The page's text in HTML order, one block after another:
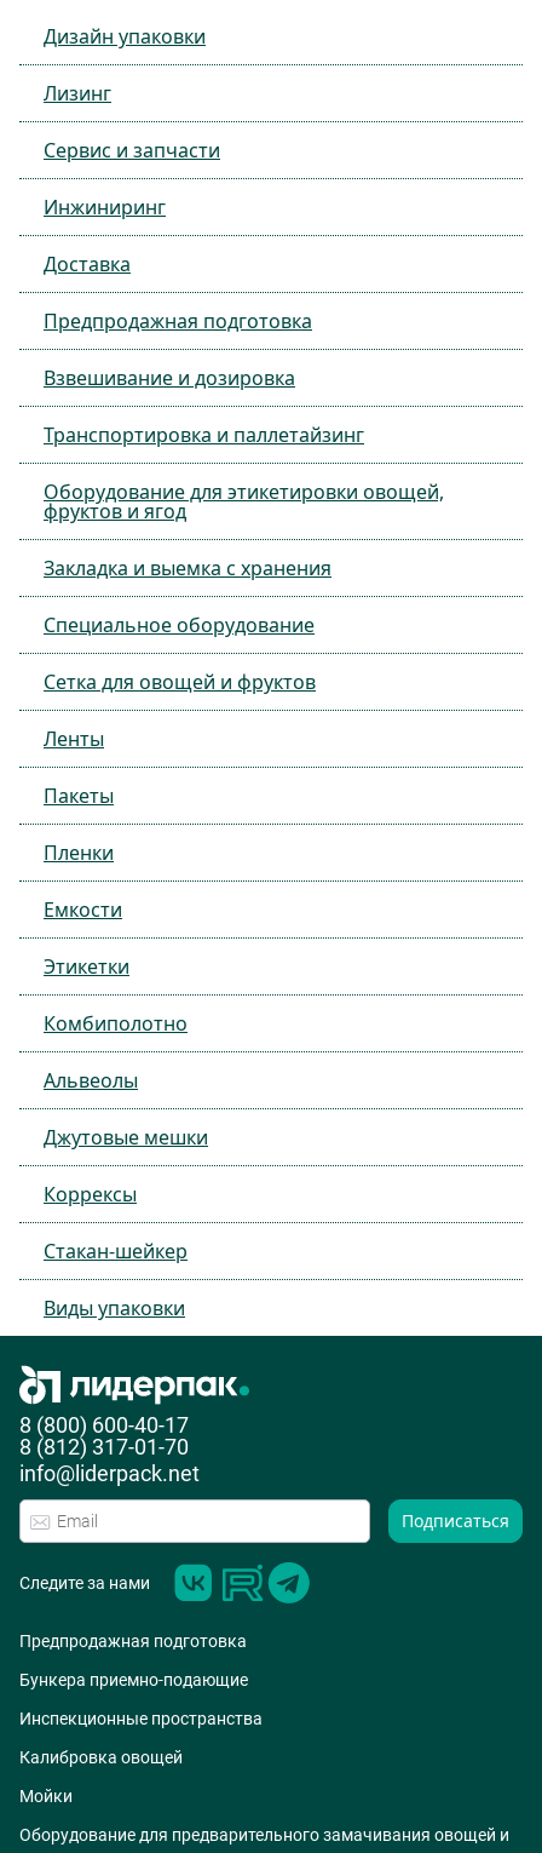
Дизайн упаковки
Лизинг
Сервис и запчасти
Инжиниринг
Доставка
Предпродажная подготовка
Взвешивание и дозировка
Транспортировка и паллетайзинг
Оборудование для этикетировки овощей,
фруктов и ягод
Закладка и выемка с хранения
Специальное оборудование
Сетка для овощей и фруктов
Ленты
Пакеты
Пленки
Емкости
Этикетки
Комбиполотно
Альвеолы
Джутовые мешки
Коррексы
Стакан-шейкер
Виды упаковки
8 (800) 600-40-17
8 (812) 317-01-70
info@liderpack.net
Подписаться
Следите за нами
Предпродажная подготовка
Бункера приемно-подающие
Инспекционные пространства
Калибровка овощей
Мойки
Оборудование для предварительного замачивания овощей и